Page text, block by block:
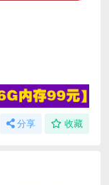
分享 收藏